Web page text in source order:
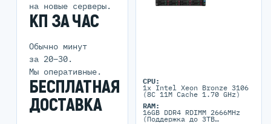
на новые серверы.
КП ЗА ЧАС
Обычно минут
за 20–30.
Мы оперативные.
БЕСПЛАТНАЯ
ДОСТАВКА
CPU:
1x Intel Xeon Bronze 3106
(8C 11M Cache 1.70 GHz)
RAM:
16GB DDR4 RDIMM 2666MHz
(Поддержка до 3TB